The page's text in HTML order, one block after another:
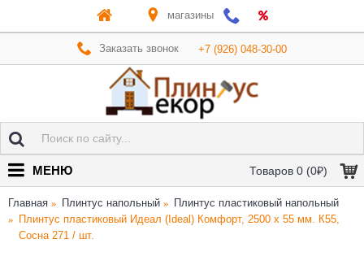
магазины
Заказать звонок +7 (926) 048-30-00
Товаров 0 (0₽)
МЕНЮ
Главная Плинтус напольный
Плинтус пластиковый напольный
Плинтус пластиковый Идеал (Ideal) Комфорт, 2500 х 55 мм. К55,
Сосна 271 / шт.